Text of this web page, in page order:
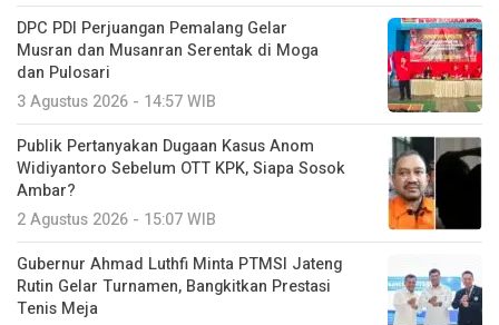
DPC PDI Perjuangan Pemalang Gelar
Musran dan Musanran Serentak di Moga
dan Pulosari
3 Agustus 2026 - 14:57 WIB
Publik Pertanyakan Dugaan Kasus Anom
Widiyantoro Sebelum OTT KPK, Siapa Sosok
Ambar?
2 Agustus 2026 - 15:07 WIB
Gubernur Ahmad Luthfi Minta PTMSI Jateng
Rutin Gelar Turnamen, Bangkitkan Prestasi
Tenis Meja